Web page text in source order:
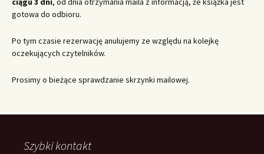
gotowa do odbioru.
Po tym czasie rezerwację anulujemy ze względu na kolejkę
oczekujących czytelników.
Prosimy o bieżące sprawdzanie skrzynki mailowej.
Szybki kontakt